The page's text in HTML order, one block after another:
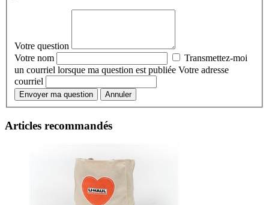
Votre question
Votre nom
Transmettez-moi
un courriel lorsque ma question est publiée Votre adresse
courriel
Envoyer ma question Annuler
Articles recommandés